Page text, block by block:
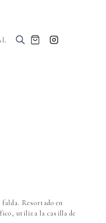
Resortado en
utiliza la casilla de